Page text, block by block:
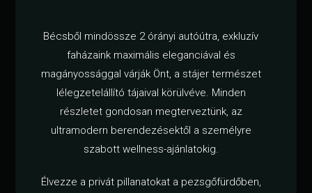
Bécsből mindössze 2 órányi autóútra, exkluzív
faházaink maximális eleganciával és
magányossággal várják Önt, a stájer természet
lélegzetelállító tájaival körülvéve. Minden
részletet gondosan megterveztünk, az
ultramodern berendezésektől a személyre
szabott wellness-ajánlatokig.
Élvezze a privát pillanatokat a pezsgőfürdőben,